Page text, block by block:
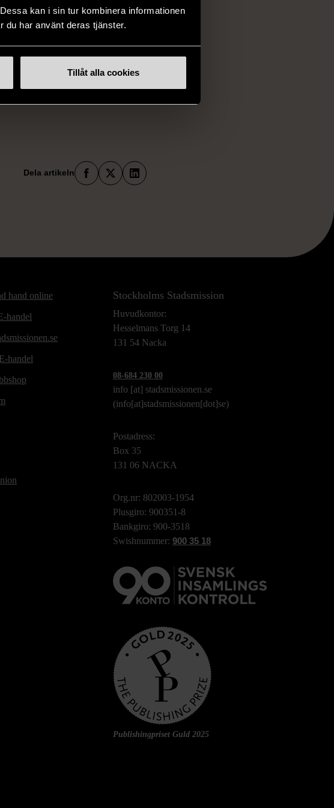
kan i sin tur kombinera informationen
du har använt deras tjänster.
Tillåt alla cookies
Karin Nordlander och
perspektiv och verktyg i
Dela artikeln Facebook
X LinkedIn
hand online
handel
handel
Stockholms Stadsmission
Huvudkontor:
Hesselmans Torg 14
131 54 Nacka
08-684 230 00
info [at] stadsmissionen.se
(info[at]stadsmissionen[dot]se)
Postadress:
Box 35
131 06 NACKA
Org.nr: 802003-1954
Plusgiro: 900351-8
Bankgiro: 900-3518
Swishnummer: 900 35 18
Publishingpriset Guld 2025